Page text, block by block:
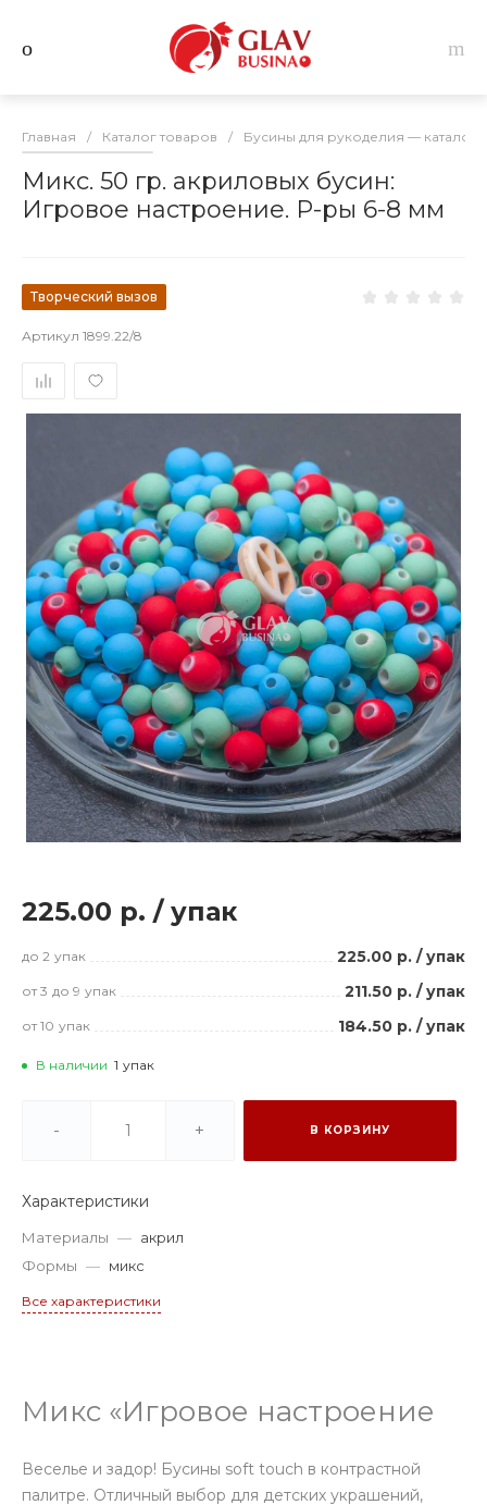
Главная / Каталог товаров / Бусины для рукоделия — каталог
Микс. 50 гр. акриловых бусин:
Игровое настроение. Р-ры 6-8 мм
Творческий вызов
Артикул 1899.22/8
225.00 р. / упак
до 2 упак 225.00 р. / упак
от 3 до 9 упак 211.50 р. / упак
от 10 упак 184.50 р. / упак
В наличии 1 упак
- + В КОРЗИНУ
Характеристики
Материалы — акрил
Формы — микс
Все характеристики
Микс «Игровое настроение
Веселье и задор! Бусины soft touch в контрастной
палитре. Отличный выбор для детских украшений,